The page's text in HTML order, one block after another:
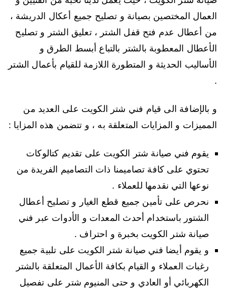
العمال المختصين بصيانة و تصليح جميع أعكال الدريشة ،
من أعطال عدم فتح قفل الشتر ، تعليق الشتر و تصليح
الأعطال المعطوبة بالشتر بالتباع أبسط الطرق و
الأساليب الحديثة و المتطورة اللازمة للقيام بأعمال الشتر
.
و بالإضافة الى قيام فني شتر الكويت على العديد من
المميزات و المزايات المتعلقة به ، و تتضمن هذه المزايا :
يقوم فني صيانة شتر الكويت على تقديم كتالوكات
تحتوي على كافة تصاميمنا ذات التصاميم الفريدة من
نوعها التي نقدمها للعملاء .
نحرص على تأمين جميع قطع الغيار و تصليح أعطال
الشتور باستخدام أحدث المعدات و الأدوات عبر فني
صيانة شتر الكويت بخبرة و احتراف .
و يقوم أيضا فني صيانة شتر الكويت على تلبية جميع
رغبات العملاء و القيام بكافة الأعمال المتعلقة بالشتر
الكهربائي أو العادي و حتى المنيوم شتر على تفصيل